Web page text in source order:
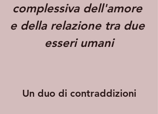
complessiva dell'amore
e della relazione tra due
esseri umani
Un duo di contraddizioni